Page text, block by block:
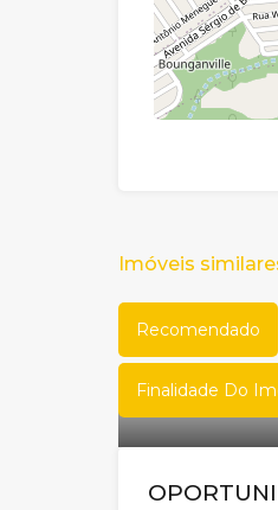
Imóveis
Recomendado
Finalidade Do